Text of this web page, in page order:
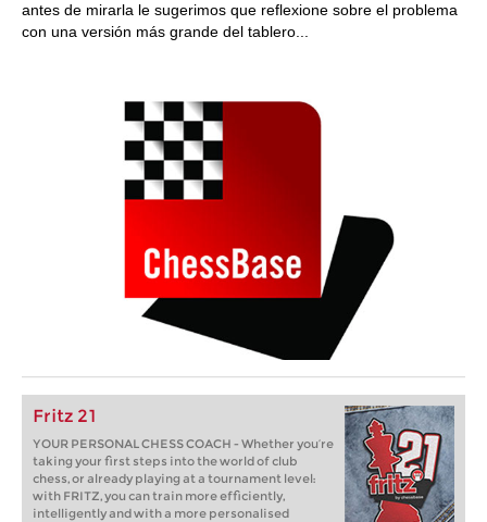
antes de mirarla le sugerimos que reflexione sobre el problema
con una versión más grande del tablero...
Fritz 21
YOUR PERSONAL CHESS COACH - Whether you’re
taking your first steps into the world of club
chess, or already playing at a tournament level:
with FRITZ, you can train more efficiently,
intelligently and with a more personalised